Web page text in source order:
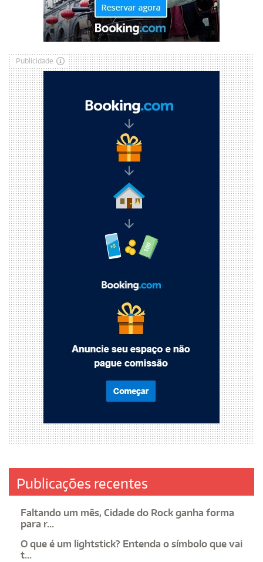
Publicidade
Publicações recentes
Faltando um mês, Cidade do Rock ganha forma
para r...
O que é um lightstick? Entenda o símbolo que vai
t...